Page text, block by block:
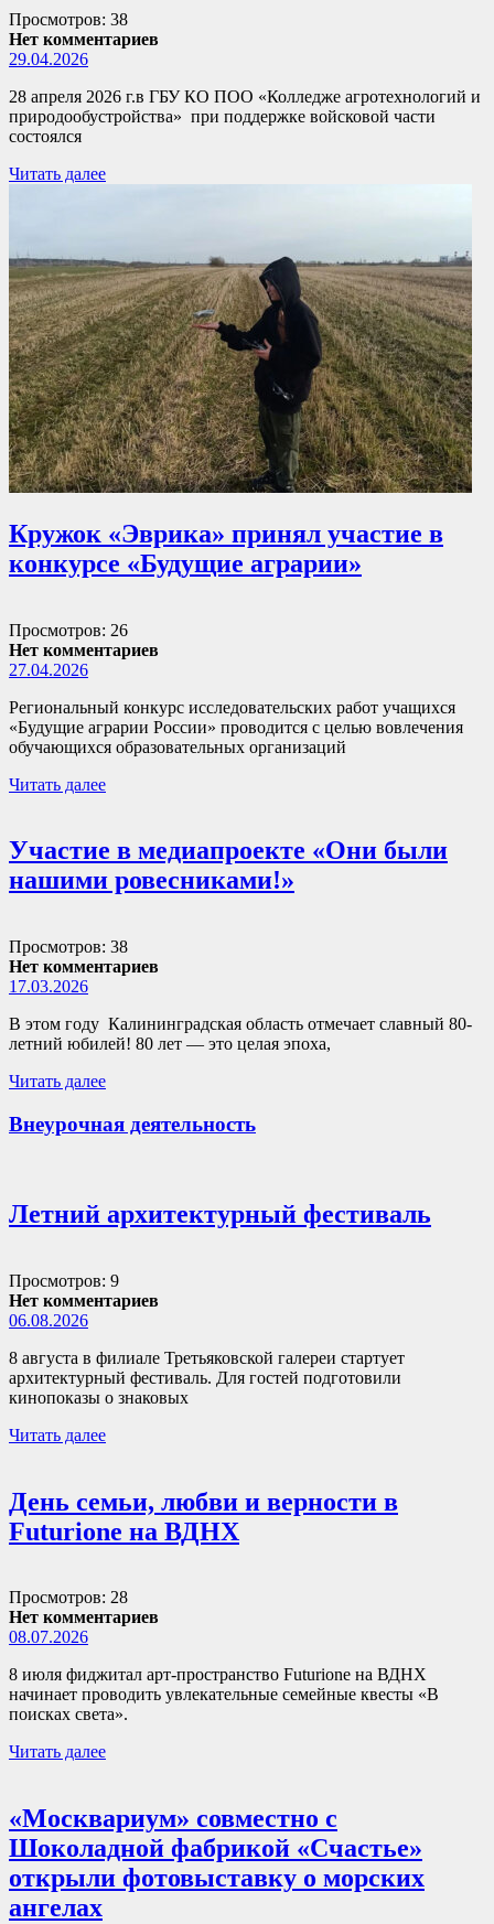
Просмотров: 38
Нет комментариев
29.04.2026
28 апреля 2026 г.в ГБУ КО ПОО «Колледже агротехнологий и
природообустройства» при поддержке войсковой части
состоялся
Читать далее
Кружок «Эврика» принял участие в
конкурсе «Будущие аграрии»
Просмотров: 26
Нет комментариев
27.04.2026
Региональный конкурс исследовательских работ учащихся
«Будущие аграрии России» проводится с целью вовлечения
обучающихся образовательных организаций
Читать далее
Участие в медиапроекте «Они были
нашими ровесниками!»
Просмотров: 38
Нет комментариев
17.03.2026
В этом году Калининградская область отмечает славный 80-
летний юбилей! 80 лет — это целая эпоха,
Читать далее
Внеурочная деятельность
Летний архитектурный фестиваль
Просмотров: 9
Нет комментариев
06.08.2026
8 августа в филиале Третьяковской галереи стартует
архитектурный фестиваль. Для гостей подготовили
кинопоказы о знаковых
Читать далее
День семьи, любви и верности в
Futurione на ВДНХ
Просмотров: 28
Нет комментариев
08.07.2026
8 июля фиджитал арт-пространство Futurione на ВДНХ
начинает проводить увлекательные семейные квесты «В
поисках света».
Читать далее
«Москвариум» совместно с
Шоколадной фабрикой «Счастье»
открыли фотовыставку о морских
ангелах